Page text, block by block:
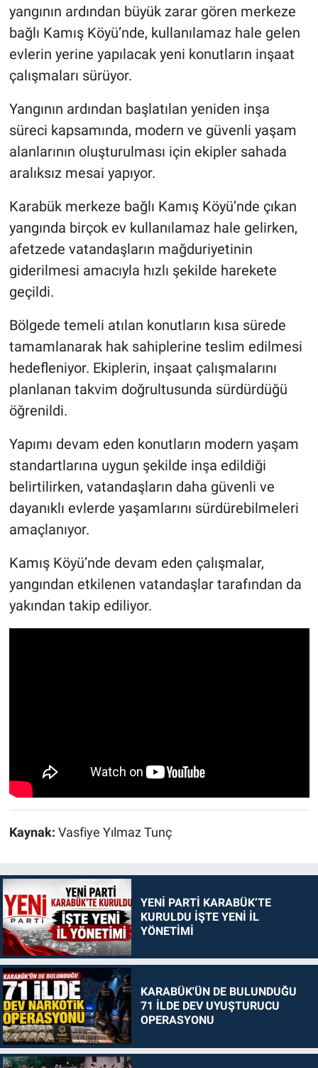
yangının ardından büyük zarar gören merkeze
bağlı Kamış Köyü’nde, kullanılamaz hale gelen
evlerin yerine yapılacak yeni konutların inşaat
çalışmaları sürüyor.
Yangının ardından başlatılan yeniden inşa
süreci kapsamında, modern ve güvenli yaşam
alanlarının oluşturulması için ekipler sahada
aralıksız mesai yapıyor.
Karabük merkeze bağlı Kamış Köyü’nde çıkan
yangında birçok ev kullanılamaz hale gelirken,
afetzede vatandaşların mağduriyetinin
giderilmesi amacıyla hızlı şekilde harekete
geçildi.
Bölgede temeli atılan konutların kısa sürede
tamamlanarak hak sahiplerine teslim edilmesi
hedefleniyor. Ekiplerin, inşaat çalışmalarını
planlanan takvim doğrultusunda sürdürdüğü
öğrenildi.
Yapımı devam eden konutların modern yaşam
standartlarına uygun şekilde inşa edildiği
belirtilirken, vatandaşların daha güvenli ve
dayanıklı evlerde yaşamlarını sürdürebilmeleri
amaçlanıyor.
Kamış Köyü’nde devam eden çalışmalar,
yangından etkilenen vatandaşlar tarafından da
yakından takip ediliyor.
Kaynak: Vasfiye Yılmaz Tunç
YENİ PARTİ KARABÜK’TE
KURULDU İŞTE YENİ İL
YÖNETİMİ
KARABÜK'ÜN DE BULUNDUĞU
71 İLDE DEV UYUŞTURUCU
OPERASYONU